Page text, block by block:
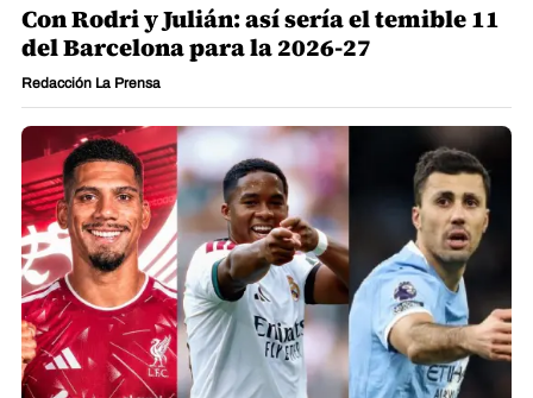
Con Rodri y Julián: así sería el temible 11
del Barcelona para la 2026-27
Redacción La Prensa